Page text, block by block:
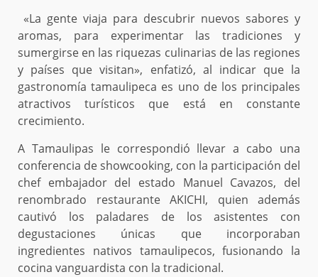
«La gente viaja para descubrir nuevos sabores y
aromas, para experimentar las tradiciones y
sumergirse en las riquezas culinarias de las regiones
y países que visitan», enfatizó, al indicar que la
gastronomía tamaulipeca es uno de los principales
atractivos turísticos que está en constante
crecimiento.
A Tamaulipas le correspondió llevar a cabo una
conferencia de showcooking, con la participación del
chef embajador del estado Manuel Cavazos, del
renombrado restaurante AKICHI, quien además
cautivó los paladares de los asistentes con
degustaciones únicas que incorporaban
ingredientes nativos tamaulipecos, fusionando la
cocina vanguardista con la tradicional.